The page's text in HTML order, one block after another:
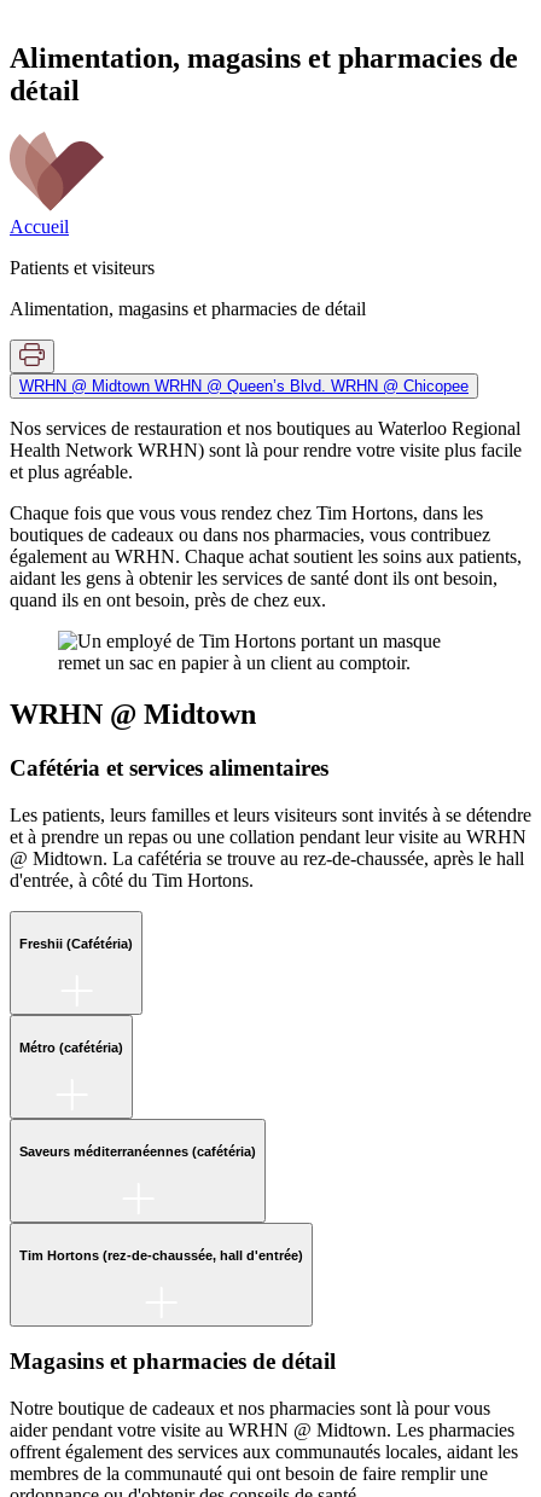
Alimentation, magasins et pharmacies de
détail
Accueil
Patients et visiteurs
Alimentation, magasins et pharmacies de détail
WRHN @ Midtown WRHN @ Queen’s Blvd. WRHN @ Chicopee
Nos services de restauration et nos boutiques au Waterloo Regional
Health Network WRHN) sont là pour rendre votre visite plus facile
et plus agréable.
Chaque fois que vous vous rendez chez Tim Hortons, dans les
boutiques de cadeaux ou dans nos pharmacies, vous contribuez
également au WRHN. Chaque achat soutient les soins aux patients,
aidant les gens à obtenir les services de santé dont ils ont besoin,
quand ils en ont besoin, près de chez eux.
WRHN @ Midtown
Cafétéria et services alimentaires
Les patients, leurs familles et leurs visiteurs sont invités à se détendre
et à prendre un repas ou une collation pendant leur visite au WRHN
@ Midtown. La cafétéria se trouve au rez-de-chaussée, après le hall
d'entrée, à côté du Tim Hortons.
Freshii (Cafétéria)
Métro (cafétéria)
Saveurs méditerranéennes (cafétéria)
Tim Hortons (rez-de-chaussée, hall d'entrée)
Magasins et pharmacies de détail
Notre boutique de cadeaux et nos pharmacies sont là pour vous
aider pendant votre visite au WRHN @ Midtown. Les pharmacies
offrent également des services aux communautés locales, aidant les
membres de la communauté qui ont besoin de faire remplir une